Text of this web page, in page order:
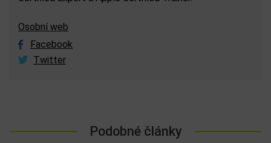
Osobní web
Facebook
Twitter
Podobné články